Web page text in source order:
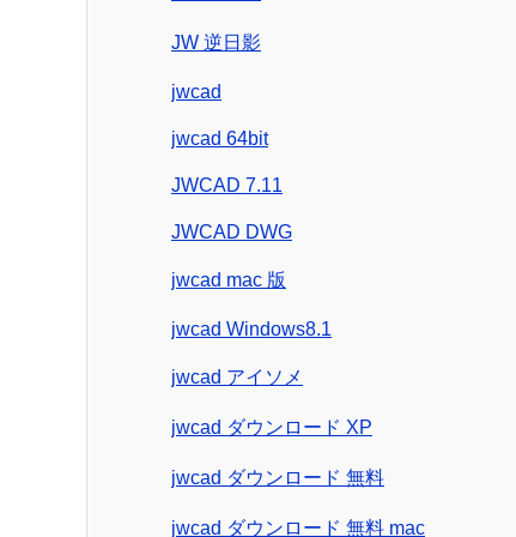
JW 逆日影
jwcad
jwcad 64bit
JWCAD 7.11
JWCAD DWG
jwcad mac 版
jwcad Windows8.1
jwcad アイソメ
jwcad ダウンロード XP
jwcad ダウンロード 無料
jwcad ダウンロード 無料 mac